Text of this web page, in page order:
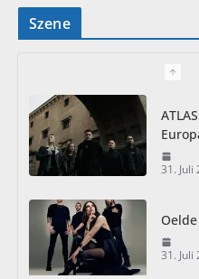
Szene
31. Juli
31. Juli